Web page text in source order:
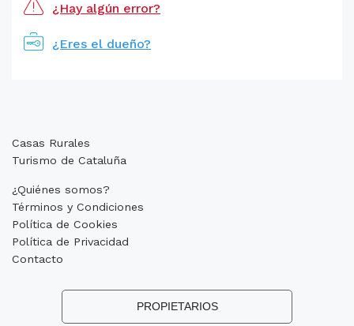
¿Hay algún error?
¿Eres el dueño?
Casas Rurales
Turismo de Cataluña
¿Quiénes somos?
Términos y Condiciones
Política de Cookies
Política de Privacidad
Contacto
PROPIETARIOS